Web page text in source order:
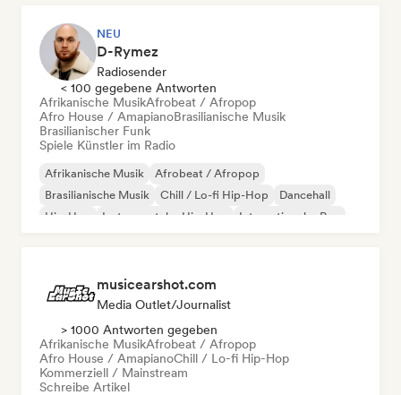
NEU
D-Rymez
Radiosender
< 100 gegebene Antworten
Afrikanische MusikAfrobeat / Afropop
Afro House / AmapianoBrasilianische Musik
Brasilianischer Funk
Spiele Künstler im Radio
Afrikanische Musik
Afrobeat / Afropop
Brasilianische Musik
Chill / Lo-fi Hip-Hop
Dancehall
Hip-Hop
Instrumentaler Hip-Hop Internationaler Rap
musicearshot.com
Media Outlet/Journalist
> 1000 Antworten gegeben
Afrikanische MusikAfrobeat / Afropop
Afro House / AmapianoChill / Lo-fi Hip-Hop
Kommerziell / Mainstream
Schreibe Artikel